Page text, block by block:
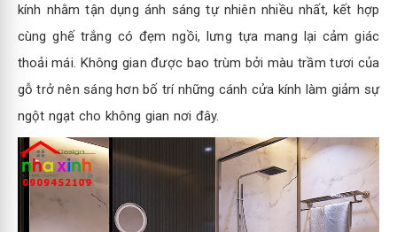
kính nhằm tận dụng ánh sáng tự nhiên nhiều nhất, kết hợp
cùng ghế trắng có đẹm ngồi, lưng tựa mang lại cảm giác
thoải mái. Không gian được bao trùm bởi màu trầm tươi của
gỗ trở nên sáng hơn bố trí những cánh cửa kính làm giảm sự
ngột ngạt cho không gian nơi đây.